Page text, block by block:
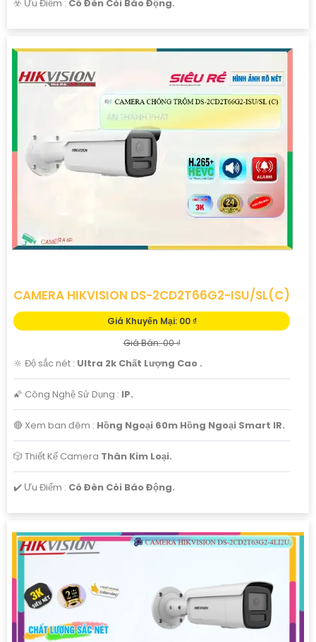
️☣️ Ưu Điểm : Có Đèn Còi Báo Động.
CAMERA HIKVISION DS-2CD2T66G2-ISU/SL(C)
Giá Khuyến Mại: 00 ₫
Giá Bán: 00 ₫
🔆 Độ sắc nét : Ultra 2k Chất Lượng Cao .
🌠 Công Nghệ Sử Dụng : IP.
🔴 Xem ban đêm : Hồng Ngoại 60m Hồng Ngoại Smart IR.
🎲 Thiết Kế Camera Thân Kim Loại.
️✔️ Ưu Điểm : Có Đèn Còi Báo Động.